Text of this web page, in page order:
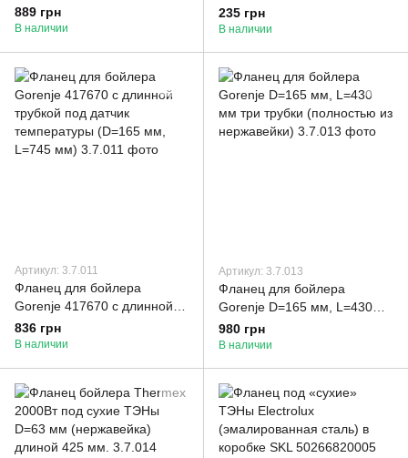
бойлера Ariston
889 грн
В наличии
Atlantic диаметром 120 мм
235 грн
В наличии
Артикул: 3.7.011
Фланец для бойлера
Gorenje 417670 с длинной
трубкой под датчик
температуры (D=165 мм,
836 грн
В наличии
Артикул: 3.7.013
Фланец для бойлера
Gorenje D=165 мм, L=430
мм три трубки (полностью из
нержавейки)
980 грн
В наличии